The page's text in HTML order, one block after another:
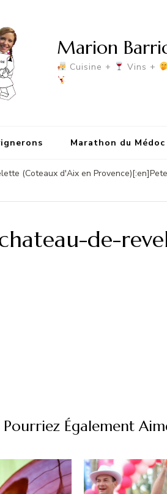
Marion
Cuisine + Vins +
Marathon du Médoc
(Coteaux d'Aix en
de-
Pourriez Également